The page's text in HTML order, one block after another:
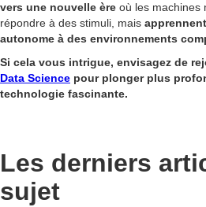
vers une nouvelle ère où les machines
répondre à des stimuli, mais
autonome à des environnements
Si cela vous intrigue, envisagez de
Data Science pour plonger plus
technologie fascinante.
Les derniers
sujet